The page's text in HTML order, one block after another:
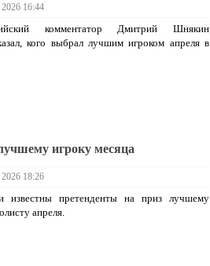
16:44
комментатор Дмитрий Шнякин
кого выбрал лучшим игроком апреля в
игроку месяца
18:26
известны претенденты на приз лучшему
апреля.